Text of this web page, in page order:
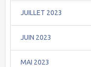
JUILLET 2023
JUIN 2023
MAI 2023